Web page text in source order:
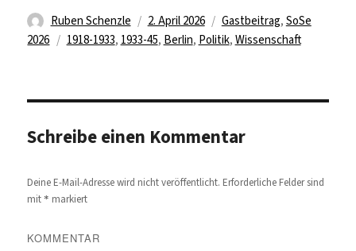
Autor
Ruben Schenzle
Veröffentlicht
am
2. April 2026 Kategorien
Gastbeitrag, SoSe
2026
Schlagwörter
1918-1933, 1933-45, Berlin, Politik, Wissenschaft
Schreibe einen Kommentar
Deine E-Mail-Adresse wird nicht veröffentlicht. Erforderliche Felder sind
mit * markiert
KOMMENTAR